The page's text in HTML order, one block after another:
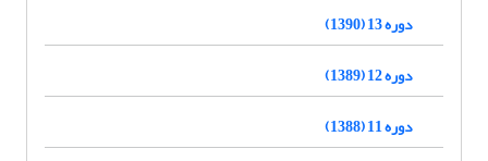
دوره 13 (1390)
دوره 12 (1389)
دوره 11 (1388)